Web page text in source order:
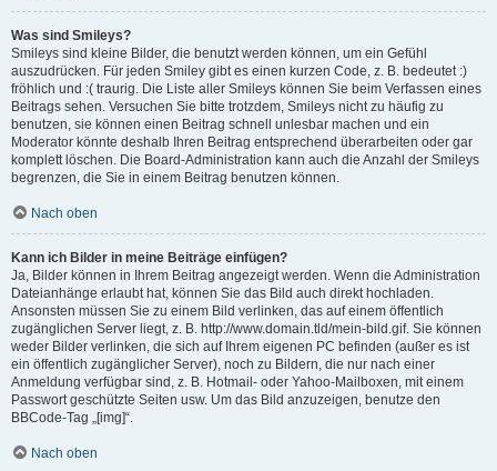
Was sind Smileys?
Smileys sind kleine Bilder, die benutzt werden können, um ein Gefühl
auszudrücken. Für jeden Smiley gibt es einen kurzen Code, z. B. bedeutet :)
fröhlich und :( traurig. Die Liste aller Smileys können Sie beim Verfassen eines
Beitrags sehen. Versuchen Sie bitte trotzdem, Smileys nicht zu häufig zu
benutzen, sie können einen Beitrag schnell unlesbar machen und ein
Moderator könnte deshalb Ihren Beitrag entsprechend überarbeiten oder gar
komplett löschen. Die Board-Administration kann auch die Anzahl der Smileys
begrenzen, die Sie in einem Beitrag benutzen können.
Nach oben
Kann ich Bilder in meine Beiträge einfügen?
Ja, Bilder können in Ihrem Beitrag angezeigt werden. Wenn die Administration
Dateianhänge erlaubt hat, können Sie das Bild auch direkt hochladen.
Ansonsten müssen Sie zu einem Bild verlinken, das auf einem öffentlich
zugänglichen Server liegt, z. B. http://www.domain.tld/mein-bild.gif. Sie können
weder Bilder verlinken, die sich auf Ihrem eigenen PC befinden (außer es ist
ein öffentlich zugänglicher Server), noch zu Bildern, die nur nach einer
Anmeldung verfügbar sind, z. B. Hotmail- oder Yahoo-Mailboxen, mit einem
Passwort geschützte Seiten usw. Um das Bild anzuzeigen, benutze den
BBCode-Tag „[img]“.
Nach oben